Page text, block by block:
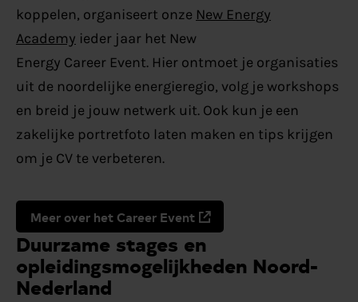
koppelen, organiseert onze New Energy
Academy ieder jaar het New
Energy Career Event. Hier ontmoet je organisaties
uit de noordelijke energieregio, volg je workshops
en breid je jouw netwerk uit. Ook kun je een
zakelijke portretfoto laten maken en tips krijgen
om je CV te verbeteren.
Meer over het Career Event
Duurzame stages en
opleidingsmogelijkheden Noord-
Nederland